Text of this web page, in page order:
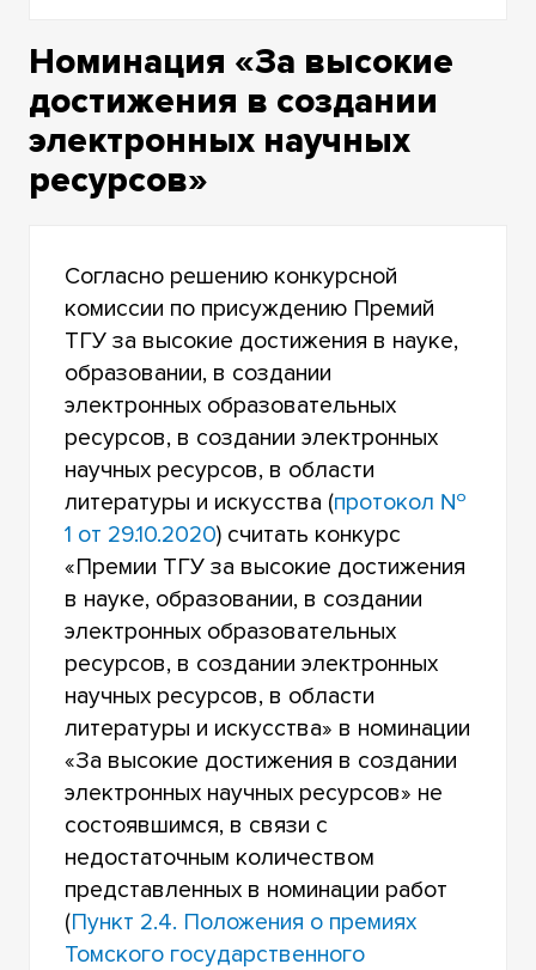
Номинация «За высокие
достижения в создании
электронных научных
ресурсов»
Согласно решению конкурсной
комиссии по присуждению Премий
ТГУ за высокие достижения в науке,
образовании, в создании
электронных образовательных
ресурсов, в создании электронных
научных ресурсов, в области
литературы и искусства (протокол №
1 от 29.10.2020) считать конкурс
«Премии ТГУ за высокие достижения
в науке, образовании, в создании
электронных образовательных
ресурсов, в создании электронных
научных ресурсов, в области
литературы и искусства» в номинации
«За высокие достижения в создании
электронных научных ресурсов» не
состоявшимся, в связи с
недостаточным количеством
представленных в номинации работ
(Пункт 2.4. Положения о премиях
Томского государственного